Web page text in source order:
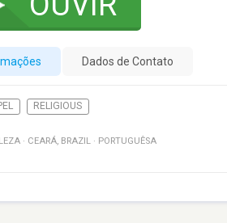
Dados de Contato
RELIGIOUS
· CEARÁ, BRAZIL · PORTUGUÊSA